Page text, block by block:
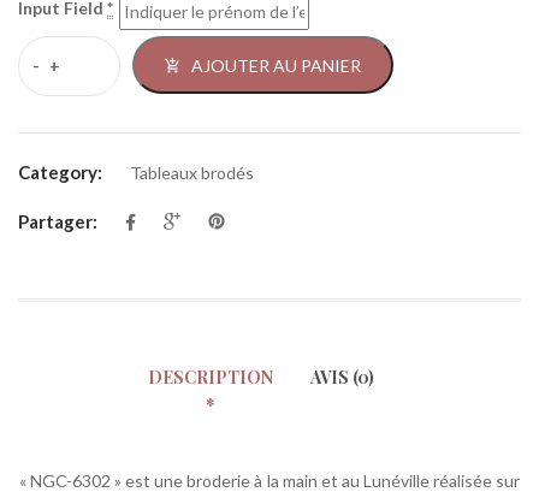
Input Field *
AJOUTER AU PANIER
Category: Tableaux brodés
Partager:
DESCRIPTION AVIS (0)
« NGC-6302 » est une broderie à la main et au Lunéville réalisée sur